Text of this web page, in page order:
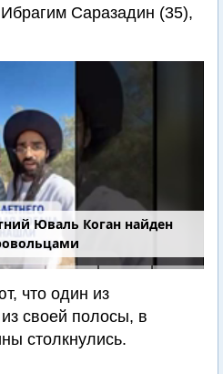
Саразадин (35),
Юваль Коган найден
что один из
своей полосы, в
столкнулись.